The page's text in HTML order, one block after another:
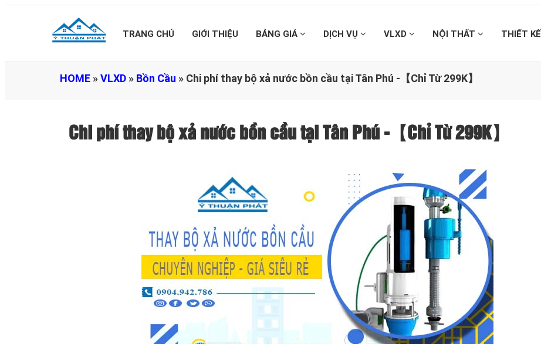
TRANG CHỦ GIỚI THIỆU BẢNG GIÁ DỊCH VỤ VLXD NỘI THẤT THIẾT KẾ
HOME »VLXD » Bồn Cầu » Chi phí thay bộ xả nước bồn cầu tại Tân Phú -【Chỉ Từ 299K】
Chi phí thay bộ xả nước bồn cầu tại Tân Phú -【Chỉ Từ 299K】